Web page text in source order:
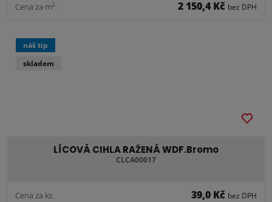
Cena za m2: 2 150,4 Kč bez DPH
LÍCOVÁ CIHLA RAŽENÁ WDF.Bromo
CLCA00017
Cena za ks: 39,0 Kč bez DPH
náš tip
skladem